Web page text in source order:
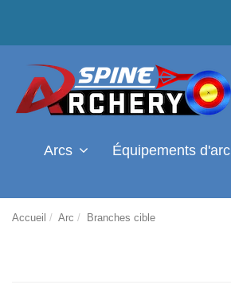
Arcs Équipements d'arc
Accueil Arc Branches cible